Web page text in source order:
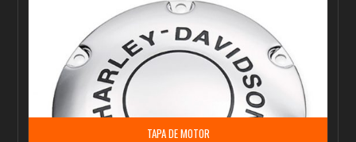
TAPA DE MOTOR